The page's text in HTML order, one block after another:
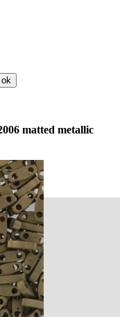
ok
matted metallic